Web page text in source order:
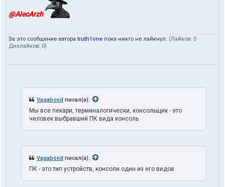
о
з
а
л
t
r
u
n
e
@AlecArzh
За это сообщение автораtruth1one пока никто не лайкнул. (Лайков: 0 ·
Дизлайков: 0)
Vagabond писал(а):
Мы все пекари, терминалогически, консольщик - это
человек выбравший ПК вида консоль
Vagabond писал(а):
ПК - это тип устройств, консоли один из его видов